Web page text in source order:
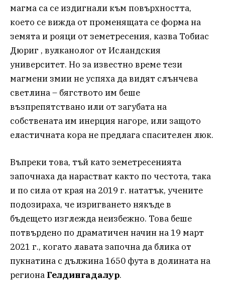
магма са се издигнали към повърхността,
което се вижда от променящата се форма на
земята и рояци от земетресения, казва Тобиас
Дюриг , вулканолог от Исландския
университет. Но за известно време тези
магмени змии не успяха да видят слънчева
светлина – бягството им беше
възпрепятствано или от загубата на
собствената им инерция нагоре, или защото
еластичната кора не предлага спасителен люк.
Въпреки това, тъй като земетресенията
започнаха да нарастват както по честота, така
и по сила от края на 2019 г. нататък, учените
подозираха, че изригването някъде в
бъдещето изглежда неизбежно. Това беше
потвърдено по драматичен начин на 19 март
2021 г., когато лавата започна да блика от
пукнатина с дължина 1650 фута в долината на
региона Гелдингадалур.